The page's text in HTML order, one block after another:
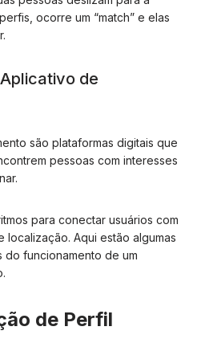
ocorre um “match” e elas
de
são plataformas digitais que
pessoas com interesses
para conectar usuários com
localização. Aqui estão algumas
do funcionamento de um
de Perfil